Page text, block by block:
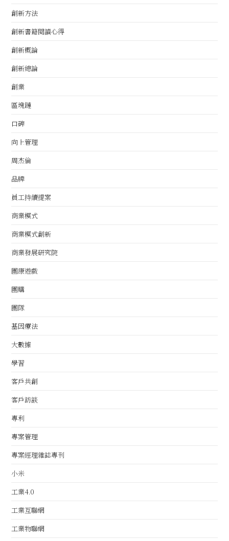
創新方法
創新書籍閱讀心得
創新概論
創新總論
創業
區塊鏈
口碑
向上管理
周杰倫
品牌
員工持續提案
商業模式
商業模式創新
商業發展研究院
團康遊戲
團購
團隊
基因療法
大數據
學習
客戶共創
客戶訪談
專利
專案管理
專案經理雜誌專刊
小米
工業4.0
工業互聯網
工業物聯網